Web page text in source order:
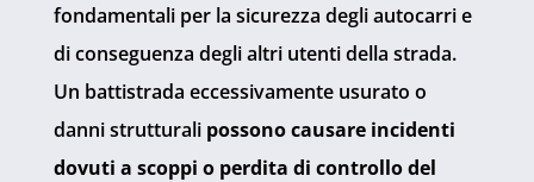
fondamentali per la sicurezza degli autocarri e
di conseguenza degli altri utenti della strada.
Un battistrada eccessivamente usurato o
danni strutturali possono causare incidenti
dovuti a scoppi o perdita di controllo del